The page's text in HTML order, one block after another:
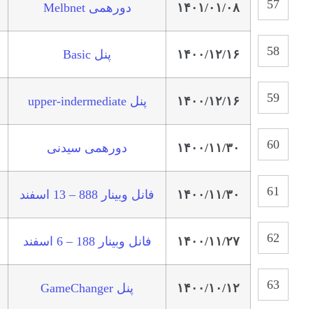
۱۴۰۱/۰۱/۰۸ دورهمی Melbnet
۱۴۰۰/۱۲/۱۶ پنل Basic
۱۴۰۰/۱۲/۱۶ پنل upper-indermediate
۱۴۰۰/۱۱/۳۰ دورهمی سیدنی
۱۴۰۰/۱۱/۳۰ فانل وبینار 888 – 13 اسفند
۱۴۰۰/۱۱/۲۷ فانل وبینار 188 – 6 اسفند
۱۴۰۰/۱۰/۱۲ پنل GameChanger